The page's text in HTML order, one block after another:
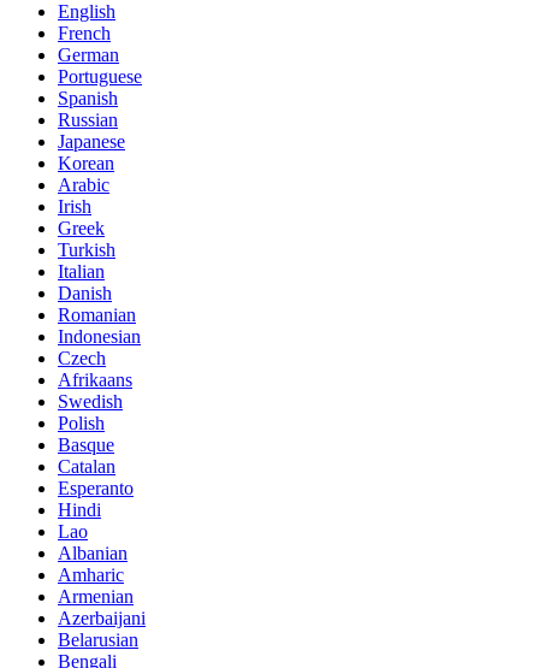
English
French
German
Portuguese
Spanish
Russian
Japanese
Korean
Arabic
Irish
Greek
Turkish
Italian
Danish
Romanian
Indonesian
Czech
Afrikaans
Swedish
Polish
Basque
Catalan
Esperanto
Hindi
Lao
Albanian
Amharic
Armenian
Azerbaijani
Belarusian
Bengali